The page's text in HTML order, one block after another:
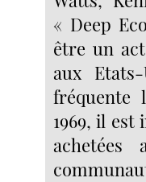
« Deep
être un
aux
fréquente
1969, il est